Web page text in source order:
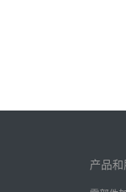
产品和